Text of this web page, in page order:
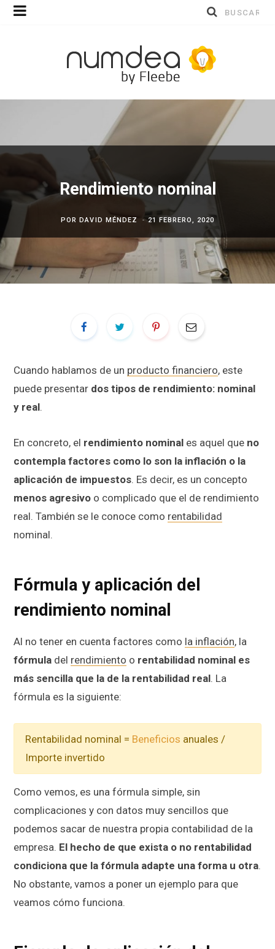
Buscar
Rendimiento nominal
PORDAVID MÉNDEZ 21 FEBRERO, 2020
Cuando hablamos de un producto financiero, este
puede presentar dos tipos de rendimiento: nominal
y real.
En concreto, el rendimiento nominal es aquel que no
contempla factores como lo son la inflación o la
aplicación de impuestos. Es decir, es un concepto
menos agresivo o complicado que el de rendimiento
real. También se le conoce como rentabilidad
nominal.
Fórmula y aplicación del
rendimiento nominal
Al no tener en cuenta factores como la inflación, la
fórmula del rendimiento o rentabilidad nominal es
más sencilla que la de la rentabilidad real. La
fórmula es la siguiente:
Rentabilidad nominal = Beneficios anuales /
Importe invertido
Como vemos, es una fórmula simple, sin
complicaciones y con datos muy sencillos que
podemos sacar de nuestra propia contabilidad de la
empresa. El hecho de que exista o no rentabilidad
condiciona que la fórmula adapte una forma u otra.
No obstante, vamos a poner un ejemplo para que
veamos cómo funciona.